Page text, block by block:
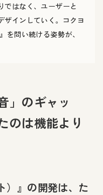
ではなく、ユーザーと
ザインしていく。コクヨ
を問い続ける姿勢が、
」のギャッ
のは機能より
）』の開発は、た